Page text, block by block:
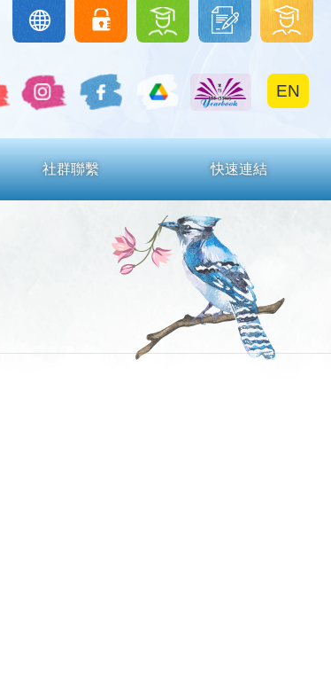
學
生
區
下
載
圖
書
eClass
Google
Classroom
EN
社群聯繫 快速連結